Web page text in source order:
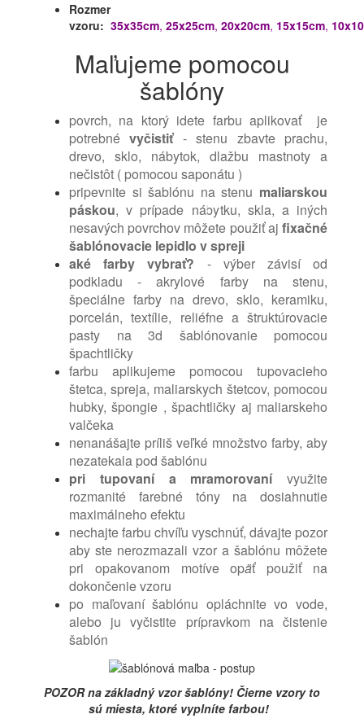
Rozmer
vzoru: 35x35cm, 25x25cm, 20x20cm, 15x15cm,
Maľujeme pomocou
šablóny
povrch, na ktorý idete farbu aplikovať je
potrebné vyčistiť- stenu zbavte prachu,
drevo, sklo, nábytok, dlažbu mastnoty a
nečistôt ( pomocou saponátu )
pripevnite si šablónu na stenu maliarskou
páskou, v prípade nábytku, skla, a iných
nesavých povrchov môžete použiť aj fixačné
šablónovacie lepidlo v spreji
aké farby vybrať? - výber závisí od
podkladu - akrylové farby na stenu,
špeciálne farby na drevo, sklo, keramiku,
porcelán, textílie, reliéfne a štruktúrovacie
pasty na 3d šablónovanie pomocou
špachtličky
farbu aplikujeme pomocou tupovacieho
štetca, spreja, maliarskych štetcov, pomocou
hubky, špongie , špachtličky aj maliarskeho
valčeka
nenanášajte príliš veľké množstvo farby, aby
nezatekala pod šablónu
pri tupovaní a mramorovanívyužite
rozmanité farebné tóny na dosiahnutie
maximálneho efektu
nechajte farbu chvíľu vyschnúť, dávajte pozor
aby ste nerozmazali vzor a šablónu môžete
pri opakovanom motíve opäť použiť na
dokončenie vzoru
po maľovaní šablónu opláchnite vo vode,
alebo ju vyčistite prípravkom na čistenie
šablón
POZOR na základný vzor šablóny! Čierne vzory to
sú miesta, ktoré vyplníte farbou!